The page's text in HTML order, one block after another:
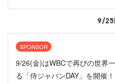
9/
SPONSOR
9/26(金)はWBCで再びの世界
る「侍ジャパンDAY」を開催！